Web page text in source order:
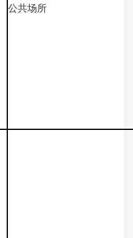
公共场所